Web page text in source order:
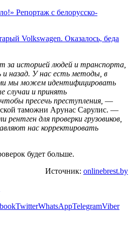
Репортаж с белорусско-
Volkswagen. Оказалось, беда
за историей людей и транспорта,
и назад. У нас есть методы, в
мы можем идентифицировать
случаи и принять
пресечь преступления, —
таможни Арунас Сарулис. —
рентген для проверки грузовиков,
нас корректировать
будет больше.
Источник: onlinebrest.by
TwitterWhatsAppTelegramViber